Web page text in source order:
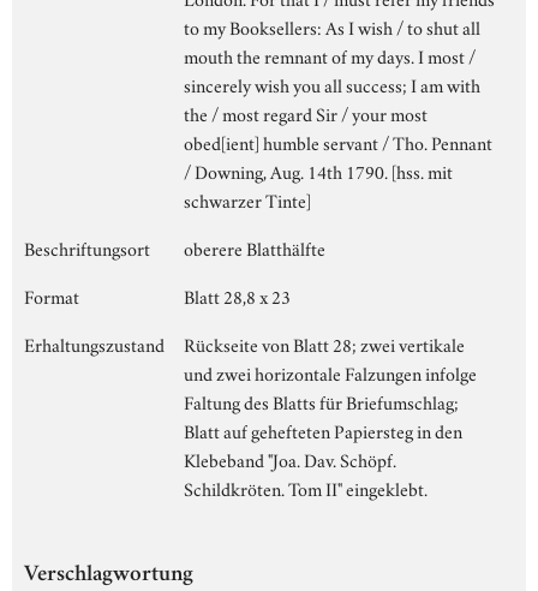
to my Booksellers: As I wish / to shut all
mouth the remnant of my days. I most /
sincerely wish you all success; I am with
the / most regard Sir / your most
obed[ient] humble servant / Tho. Pennant
/ Downing, Aug. 14th 1790. [hss. mit
schwarzer Tinte]
Beschriftungsort
oberere Blatthälfte
Format
Blatt 28,8 x 23
Erhaltungszustand
Rückseite von Blatt 28; zwei vertikale
und zwei horizontale Falzungen infolge
Faltung des Blatts für Briefumschlag;
Blatt auf gehefteten Papiersteg in den
Klebeband "Joa. Dav. Schöpf.
Schildkröten. Tom II" eingeklebt.
Verschlagwortung